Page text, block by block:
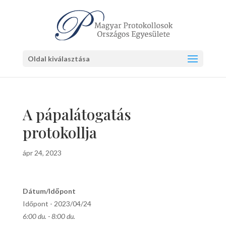
Oldal kiválasztása
A pápalátogatás
protokollja
ápr 24, 2023
Dátum/Időpont
Időpont - 2023/04/24
6:00 du. - 8:00 du.